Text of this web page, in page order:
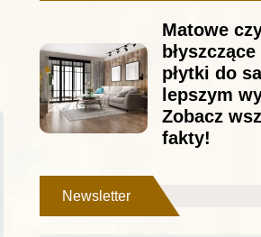
Matowe
płytki do
lepszym
Zobacz
fakty!
Newsletter